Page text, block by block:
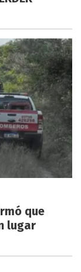
que
lugar